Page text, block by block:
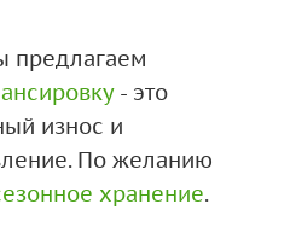
- это
износ и
По желанию
хранение.